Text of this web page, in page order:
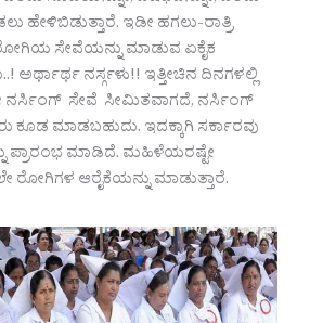
ಹೇಳಿಬಿಡುತ್ತಾರೆ. ಇಡೀ ಹಗಲು-ರಾತ್ರಿ
ಸೇವೆಯನ್ನು ಮಾಡುವ ಏಕೈಕ
ನರ್ಸ್ಗಳು!! ಇತ್ತೀಚಿನ ದಿನಗಳಲ್ಲಿ
ನರ್ಸಿಂಗ್ ಸೇವೆ ಸೀಮಿತವಾಗದೆ, ನರ್ಸಿಂಗ್
ಕೂಡ ಮಾಡಬಹುದು. ಇದಕ್ಕಾಗಿ ಸರ್ಕಾರವು
ಪ್ರಾರಂಭ ಮಾಡಿದೆ. ಮಹಿಳೆಯರಷ್ಟೇ
ರೋಗಿಗಳ ಆರೈಕೆಯನ್ನು ಮಾಡುತ್ತಾರೆ.